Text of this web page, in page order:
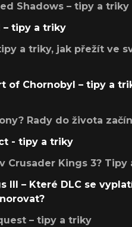
Shadows – tipy a triky
– tipy a triky
a triky, jak přežít ve
of Chornobyl – tipy a
Rady do života
- tipy a triky
Crusader Kings 3? Tipy
III – Které DLC se
– tipy a triky